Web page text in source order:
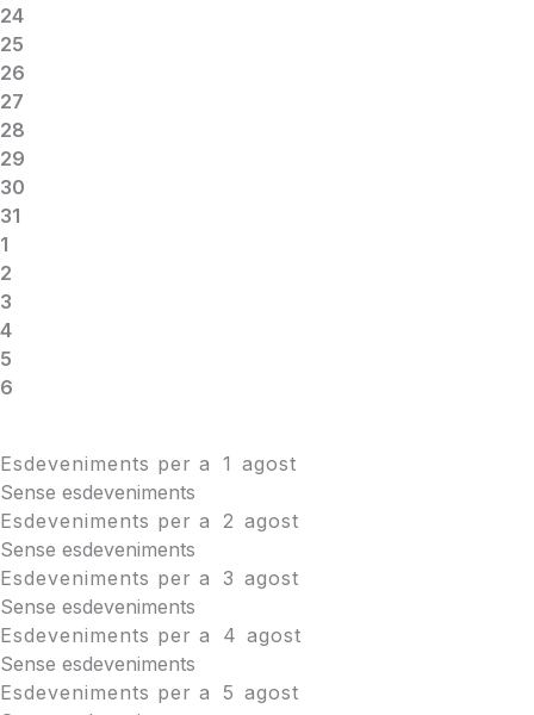
24
25
26
27
28
29
30
31
1
2
3
4
5
6
Esdeveniments per a 1 agost
Sense esdeveniments
Esdeveniments per a
2 agost
Sense esdeveniments
Esdeveniments per a 3 agost
Sense esdeveniments
Esdeveniments per a
4 agost
Sense esdeveniments
Esdeveniments per a 5 agost